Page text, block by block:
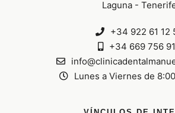
Laguna -
+34 922 61 12
+34 669 756
Lunes a Viernes de